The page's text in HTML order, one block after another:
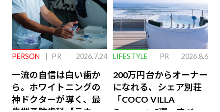
PERSON PR 2026.7.24
一流の自信は白い歯か
ら。ホワイトニングの
神ドクターが導く、最
LIFESTYLE PR 2026.8.6
200万円台からオーナー
になれる、シェア別荘
「COCO VILLA